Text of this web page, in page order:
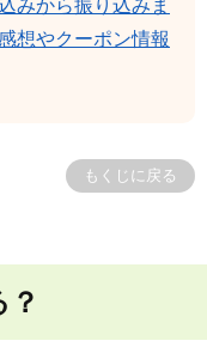
みから振り込みま
想やクーポン情報
もくじに戻る